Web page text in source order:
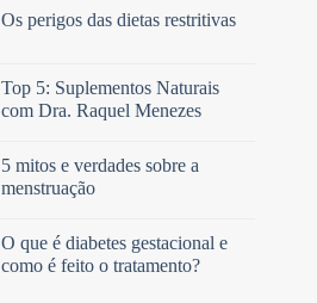
Os perigos das dietas restritivas
Top 5: Suplementos Naturais
com Dra. Raquel Menezes
5 mitos e verdades sobre a
menstruação
O que é diabetes gestacional e
como é feito o tratamento?